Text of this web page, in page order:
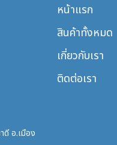
ดี อ.เมือง
หน้าแรก
สินค้าทั้งหมด
เกี่ยวกับเรา
ติดต่อเรา